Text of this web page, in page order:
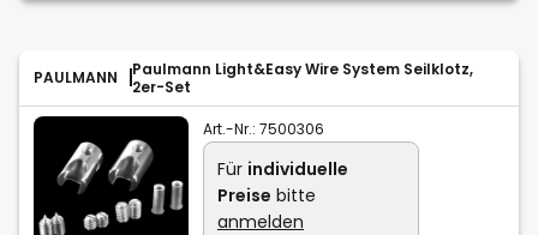
PAULMANN
Paulmann Light&Easy Wire System Seilklotz,
2er-Set
Art.-Nr.: 7500306
Für individuelle
Preise bitte
anmelden